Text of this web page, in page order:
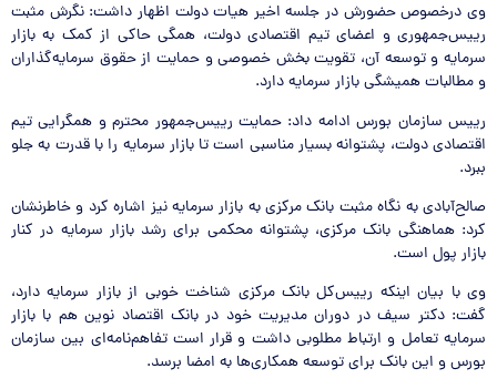
وی درخصوص حضورش در جلسه اخیر هیات دولت اظهار داشت: نگرش مثبت
رییس‌جمهوری و اعضای تیم اقتصادی دولت، همگی حاکی از کمک به بازار
سرمایه و توسعه آن، تقویت بخش خصوصی و حمایت از حقوق سرمایه‌گذاران
و مطالبات همیشگی بازار سرمایه دارد.
رییس سازمان بورس ادامه داد: حمایت رییس‌جمهور محترم و همگرایی تیم
اقتصادی دولت، پشتوانه بسیار مناسبی است تا بازار سرمایه را با قدرت به جلو
ببرد.
صالح‌آبادی به نگاه مثبت بانک مرکزی به بازار سرمایه نیز اشاره کرد و خاطرنشان
کرد: هماهنگی بانک مرکزی، پشتوانه محکمی برای رشد بازار سرمایه در کنار
بازار پول است.
وی با بیان اینکه رییس‌کل بانک مرکزی شناخت خوبی از بازار سرمایه دارد،
گفت: دکتر سیف در دوران مدیریت خود در بانک اقتصاد نوین هم با بازار
سرمایه تعامل و ارتباط مطلوبی داشت و قرار است تفاهم‌نامه‌ای بین سازمان
بورس و این بانک برای توسعه همکاری‌ها به امضا برسد.